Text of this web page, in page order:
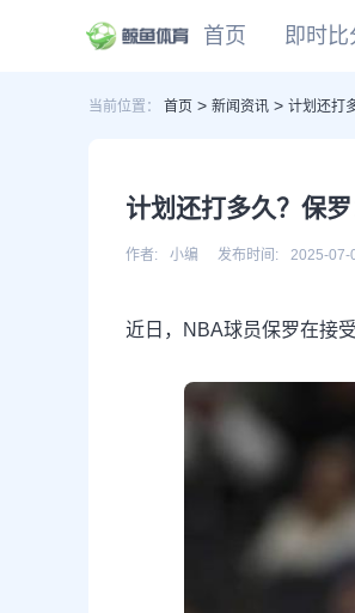
首页 即时比
足球 比分
电竞比分
CBA
DOTA2
KOG
足球推荐
头条
足球资料库
当前位置： 首页 > 新闻资讯 > 计划还打
计划还打多久？保
作者: 小编 发布时间: 2025-07-
近日，NBA球员保罗在接